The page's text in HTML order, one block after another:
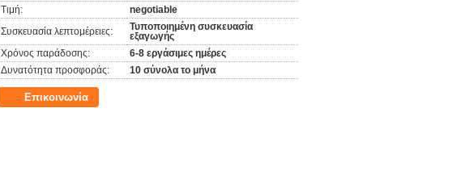
Τιμή:
negotiable
Συσκευασία λεπτομέρειες:
Τυποποιημένη συσκευασία
εξαγωγής
Χρόνος παράδοσης:
6-8 εργάσιμες ημέρες
Δυνατότητα προσφοράς:
10 σύνολα το μήνα
Επικοινωνία